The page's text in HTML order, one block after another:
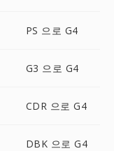
PS 으로 G4
G3 으로 G4
CDR 으로 G4
DBK 으로 G4